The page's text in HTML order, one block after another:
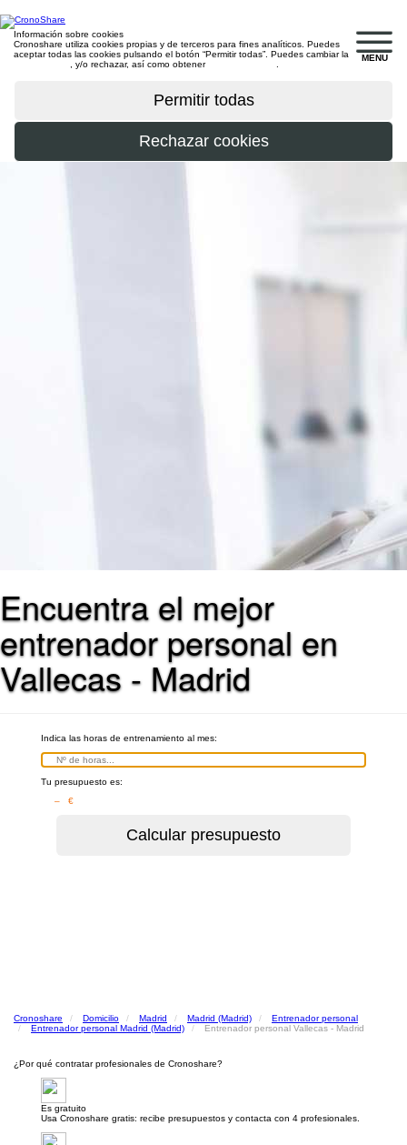
MENU
Información sobre cookies
Cronoshare utiliza cookies propias y de terceros para fines analíticos. Puedes
aceptar todas las cookies pulsando el botón “Permitir todas”. Puedes cambiar la
, y/o rechazar, así como obtener
Encuentra el mejor
entrenador personal en
Vallecas - Madrid
Indica las horas de entrenamiento al mes:
Tu presupuesto es:
– €
Cronoshare Domicilio Madrid Madrid (Madrid)
Entrenador personal
Entrenador personal Madrid (Madrid)
Entrenador personal Vallecas - Madrid
¿Por qué contratar profesionales de Cronoshare?
Es gratuito
Usa Cronoshare gratis: recibe presupuestos y contacta con 4 profesionales.